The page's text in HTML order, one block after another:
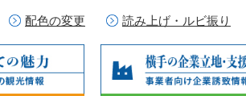
配色の変更 読み上げ・ルビ振り